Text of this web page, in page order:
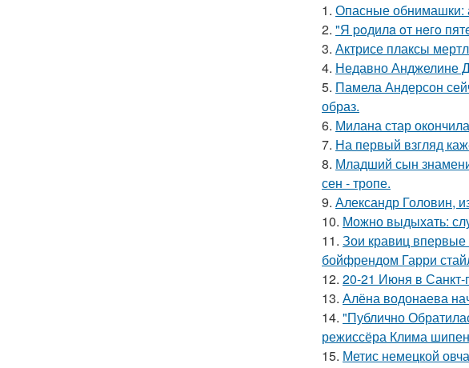
1. Опасные обнимашки:
2. "Я poдилa oт нeгo
3. Актрисе плаксы
4. Недавно Анджелине
5. Памела Андерсон
образ.
6. Милана стар
7. На первый взгляд
8. Младший сын
сен - тропе.
9. Александр Головин,
10. Можно выдыхать:
11. Зои кравиц
бойфрендом Гарри
12. 20-21 Июня в Санкт-
13. Алёна водонаева
14. "Публично
режиссёра Клима
15. Метис немецкой